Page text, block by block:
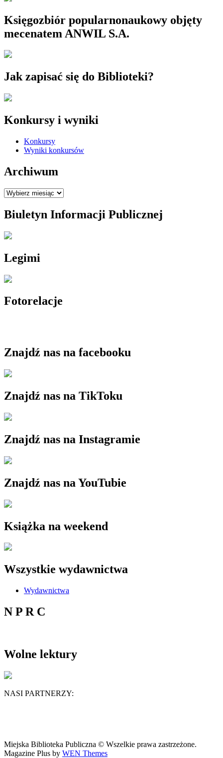
Księgozbiór popularnonaukowy objęty
mecenatem ANWIL S.A.
Jak zapisać się do Biblioteki?
Konkursy i wyniki
Konkursy
Wyniki konkursów
Archiwum
Archiwum
Biuletyn Informacji Publicznej
Legimi
Fotorelacje
Znajdź nas na facebooku
Znajdź nas na TikToku
Znajdź nas na Instagramie
Znajdź nas na YouTubie
Książka na weekend
Wszystkie wydawnictwa
Wydawnictwa
N P R C
Wolne lektury
NASI PARTNERZY:
Miejska Biblioteka Publiczna © Wszelkie prawa zastrzeżone.
Magazine Plus by WEN Themes